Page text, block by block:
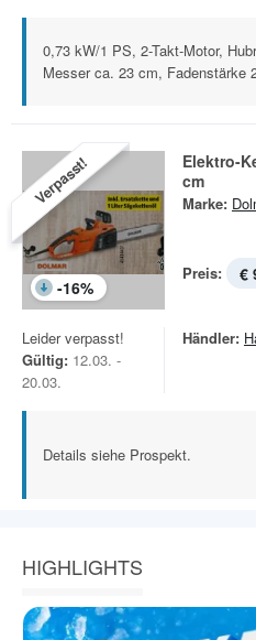
0,73 kW/1 PS, 2-Takt-Motor,
Messer ca. 23 cm, Fadenstärke
Verpasst!
-16%
Elektro-
cm
Marke:
Preis: €
Leider verpasst!
Gültig: 12.03. -
20.03.
Händler:
Details siehe Prospekt.
HIGHLIGHTS